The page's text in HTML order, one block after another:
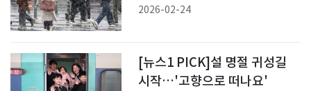
비상'
2026-02-24
[뉴스1 PICK]설 명절 귀성길
시작…'고향으로 떠나요'